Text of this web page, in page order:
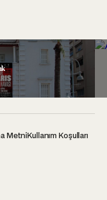
MetniKullanım Koşulları